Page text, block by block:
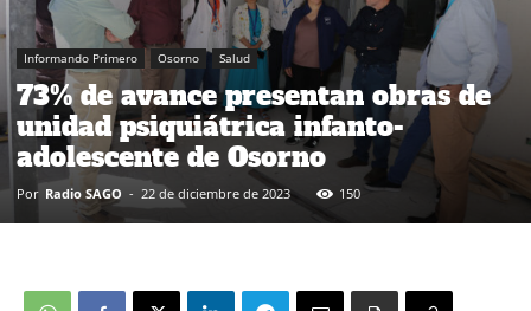
Informando Primero Osorno Salud
73% de avance presentan obras de
unidad psiquiátrica infanto-
adolescente de Osorno
Por Radio SAGO - 22 de diciembre de 2023 150